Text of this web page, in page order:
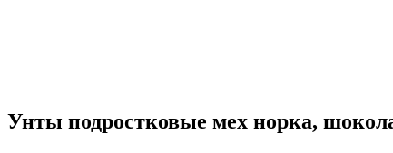
Унты подростковые мех норка,